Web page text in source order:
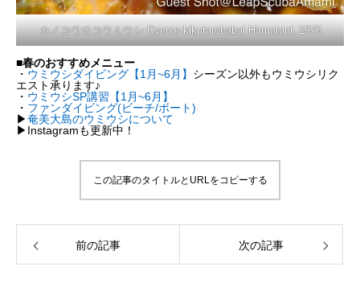
カノコウロコウミウシ Cyerce kikutarobabai Hamatani, 1976
■春のおすすめメニュー
・ ウミウシダイビング【1月~6月】 シーズン以外もウミウシリク
エスト承ります♪
・ ウミウシSP講習【1月~6月】
・ ファンダイビング(ビーチ/ボート)
▶︎奄美大島のウミウシについて
▶︎Instagramも更新中！
この記事のタイトルとURLをコピーする
前の記事 次の記事